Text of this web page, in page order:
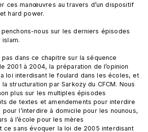
ces manœuvres au travers d’un dispositif
hard power.
nous sur les derniers épisodes
dans ce chapitre sur la séquence
2001 à 2004, la préparation de l’opinion
loi interdisant le foulard dans les écoles, et
structuration par Sarkozy du CFCM. Nous
plus sur les multiples épisodes
de textes et amendements pour interdire
pour l’interdire à domicile pour les nounous,
à l’école pour les mères
ce sans évoquer la loi de 2005 interdisant